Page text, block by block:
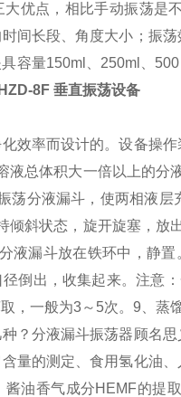
优点，相比手动振荡是
间长段、角度大小；振
容量150ml、250ml、
8F 垂直振荡设备
效率而设计的。设备操
液总体积大一倍以上的分
荡分液漏斗，使两相液层
倾斜状态，旋开旋塞，放
液漏斗放在铁环中，静
倒出，收集起来。注意
，一般为3～5次。 9、蒸
？ 分液漏斗振荡器顾名
量的测定、食用氢化油
油香气成分HEMF的提